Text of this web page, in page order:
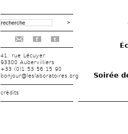
f t
41, rue Lécuyer
93300 Aubervilliers
+33 (0)1 53 56 15 90
bonjour@leslaboratoires.org
crédits
Soirée